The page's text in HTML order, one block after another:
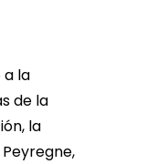
a la
de la
la